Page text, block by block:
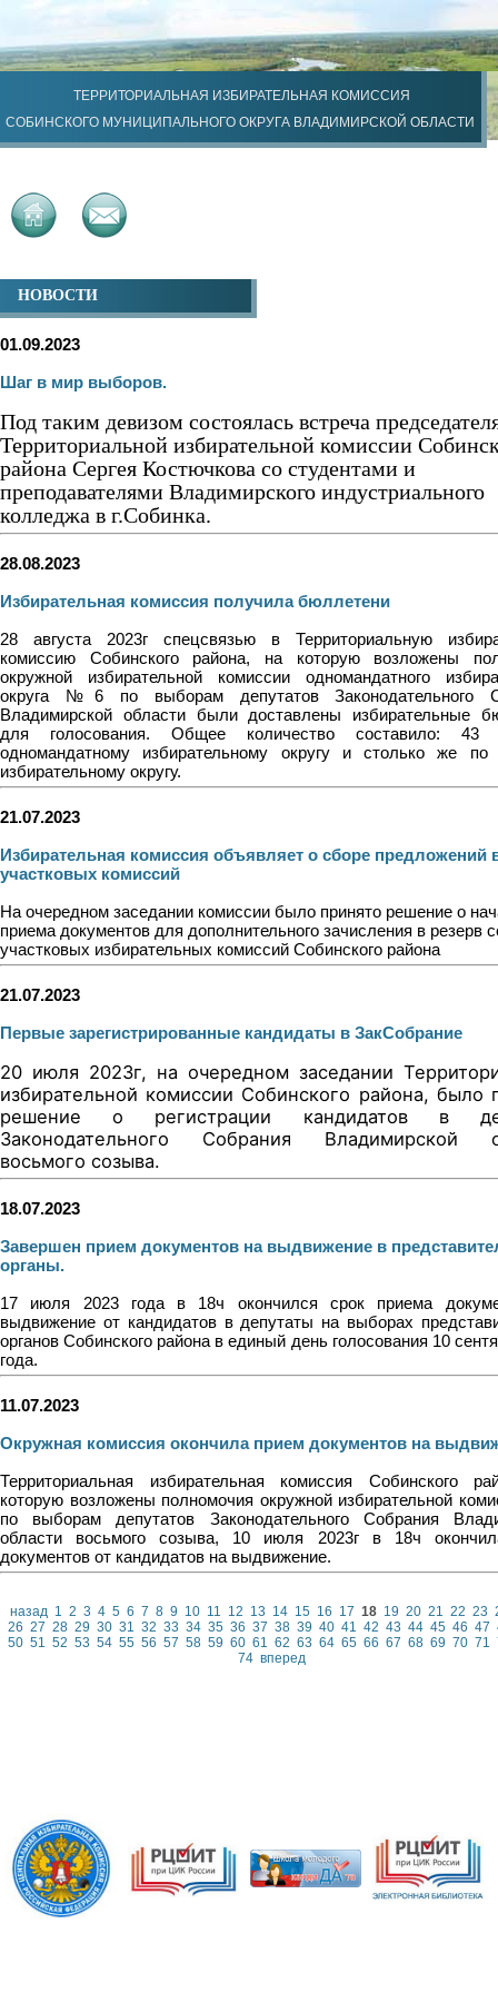
ТЕРРИТОРИАЛЬНАЯ ИЗБИРАТЕЛЬНАЯ КОМИССИЯ
СОБИНСКОГО МУНИЦИПАЛЬНОГО ОКРУГА ВЛАДИМИРСКОЙ ОБЛАСТИ
НОВОСТИ
01.09.2023
Шаг в мир выборов.
Под таким девизом состоялась встреча
Территориальной избирательной комиссии
района Сергея Костючкова со студентами и
преподавателями Владимирского индустриального
колледжа в г.Собинка.
28.08.2023
Избирательная комиссия получила бюллетени
28 августа 2023г спецсвязью в Территориальную
комиссию Собинского района, на которую возложены
окружной избирательной комиссии одномандатного
округа №6 по выборам депутатов Законодательного
Владимирской области были доставлены избирательные
для голосования. Общее количество составило:
одномандатному избирательному округу и столько же по
избирательному округу.
21.07.2023
Избирательная комиссия объявляет о сборе предложений
участковых комиссий
На очередном заседании комиссии было принято решение о
приема документов для дополнительного зачисления в резерв
участковых избирательных комиссий Собинского района
21.07.2023
Первые зарегистрированные кандидаты в ЗакСобрание
20 июля 2023г, на очередном заседании
избирательной комиссии Собинского района, было
решение о регистрации кандидатов в
Законодательного Собрания Владимирской
восьмого созыва.
18.07.2023
Завершен прием документов на выдвижение в
органы.
17 июля 2023 года в 18ч окончился срок приема
выдвижение от кандидатов в депутаты на выборах
органов Собинского района в единый день голосования 10
года.
11.07.2023
Окружная комиссия окончила прием документов на
Территориальная избирательная комиссия Собинского
которую возложены полномочия окружной избирательной
по выборам депутатов Законодательного Собрания
области восьмого созыва, 10 июля 2023г в 18ч
документов от кандидатов на выдвижение.
назад 1 2 3 4 5 6 7 8 9 10 11 12 13 14 15 16 17 18 19 20 21 22 23
26 27 28 29 30 31 32 33 34 35 36 37 38 39 40 41 42 43 44 45 46 47
50 51 52 53 54 55 56 57 58 59 60 61 62 63 64 65 66 67 68 69 70 71
74 вперед